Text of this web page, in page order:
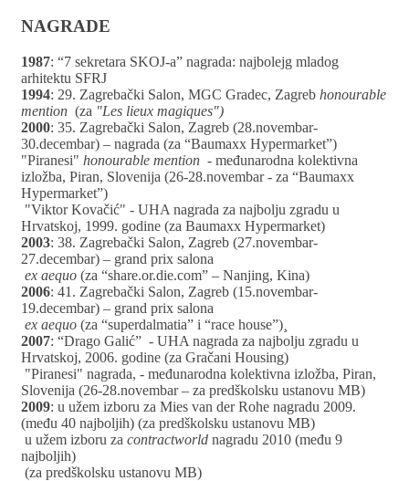
NAGRADE
1987: “7 sekretara SKOJ-a” nagrada: najbolejg mladog
arhitektu SFRJ
1994: 29. Zagrebački Salon, MGC Gradec, Zagreb honourable
mention (za "Les lieux magiques")
2000: 35. Zagrebački Salon, Zagreb (28.novembar-
30.decembar) – nagrada (za “Baumaxx Hypermarket”)
"Piranesi" honourable mention - međunarodna kolektivna
izložba, Piran, Slovenija (26-28.novembar - za “Baumaxx
Hypermarket”)
"Viktor Kovačić" - UHA nagrada za najbolju zgradu u
Hrvatskoj, 1999. godine (za Baumaxx Hypermarket)
2003: 38. Zagrebački Salon, Zagreb (27.novembar-
27.decembar) – grand prix salona
ex aequo (za “share.or.die.com” – Nanjing, Kina)
2006: 41. Zagrebački Salon, Zagreb (15.novembar-
19.decembar) – grand prix salona
ex aequo (za “superdalmatia” i “race house”)¸
2007: “Drago Galić” - UHA nagrada za najbolju zgradu u
Hrvatskoj, 2006. godine (za Gračani Housing)
"Piranesi" nagrada, - međunarodna kolektivna izložba, Piran,
Slovenija (26-28.novembar – za predškolsku ustanovu MB)
2009: u užem izboru za Mies van der Rohe nagradu 2009.
(među 40 najboljih) (za predškolsku ustanovu MB)
u užem izboru za contractworld nagradu 2010 (među 9
najboljih)
(za predškolsku ustanovu MB)